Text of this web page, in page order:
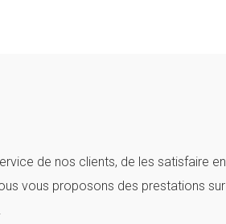
de nos clients, de les satisfaire en
vous proposons des prestations sur